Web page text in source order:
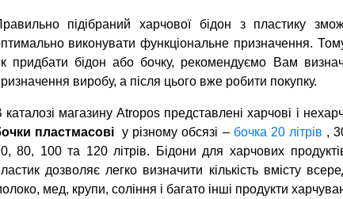
підібраний харчової бідон з пластику
виконувати функціональне призначення.
придбати бідон або бочку, рекомендуємо Вам
виробу, а після цього вже робити покупку.
каталозі магазину Atropos представлені харчові і
пластмасовіу різному обсязі – бочка 20 літрів ,
80, 100 та 120 літрів. Бідони для харчових
дозволяє легко визначити кількість вмісту
мед, крупи, соління і багато інші продукти